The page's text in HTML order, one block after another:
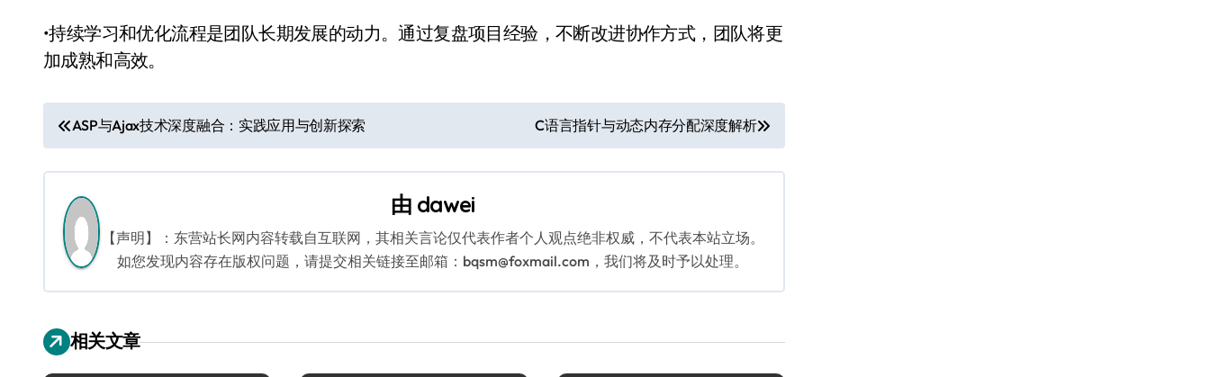
•持续学习和优化流程是团队长期发展的动力。通过复盘项目经验，不断改进协作方式，团队将更
加成熟和高效。
文
章
导
航
ASP与Ajax技术深度融合：实践应用与创新探索 C语言指针与动态内存分配深度解析
由 dawei
【声明】：东营站长网内容转载自互联网，其相关言论仅代表作者个人观点绝非权威，不代表本站立场。
如您发现内容存在版权问题，请提交相关链接至邮箱：bqsm@foxmail.com，我们将及时予以处理。
相关文章